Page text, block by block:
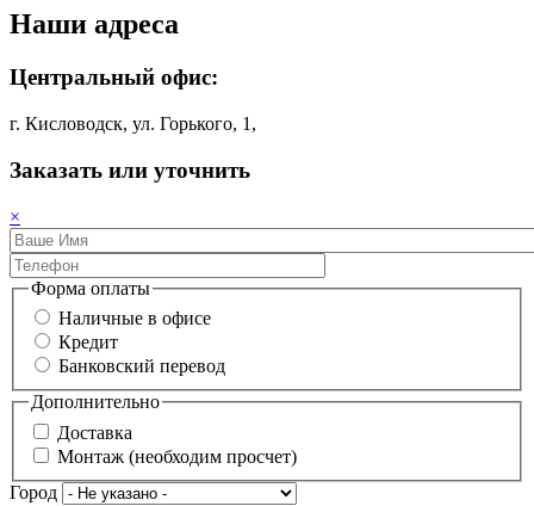
Наши адреса
Центральный офис:
г. Кисловодск, ул. Горького, 1,
Заказать или уточнить
×
Форма оплаты
Наличные в офисе
Кредит
Банковский перевод
Дополнительно
Доставка
Монтаж (необходим просчет)
Город